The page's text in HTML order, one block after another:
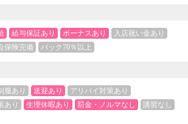
給与保証あり ボーナスあり
入店祝い金あり
保険完備 バック70％以上
服あり 送迎あり
アリバイ対策あり
あり 生理休暇あり 罰金・ノルマなし
講習なし